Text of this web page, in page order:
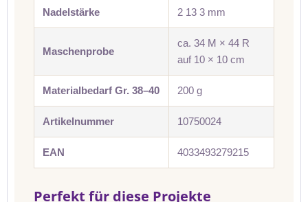
Nadelstärke 2 13 3 mm
Maschenprobe
ca. 34 M × 44 R
auf 10 × 10 cm
Materialbedarf Gr. 38–40 200 g
Artikelnummer 10750024
EAN 4033493279215
Perfekt für diese Projekte